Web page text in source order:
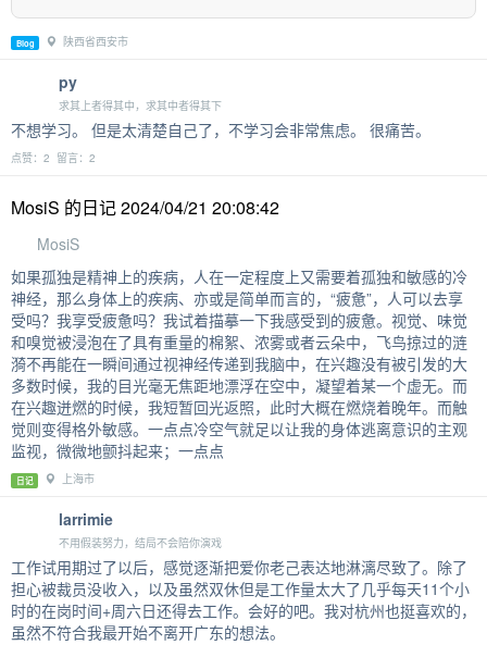
Blog 陕西省西安市
py
求其上者得其中，求其中者得其下
不想学习。 但是太清楚自己了，不学习会非常焦虑。 很痛苦。
点赞：2 留言：2
MosiS 的日记 2024/04/21 20:08:42
MosiS
如果孤独是精神上的疾病，人在一定程度上又需要着孤独和敏感的冷
神经，那么身体上的疾病、亦或是简单而言的，“疲惫”，人可以去享
受吗？我享受疲惫吗？我试着描摹一下我感受到的疲惫。视觉、味觉
和嗅觉被浸泡在了具有重量的棉絮、浓雾或者云朵中，飞鸟掠过的涟
漪不再能在一瞬间通过视神经传递到我脑中，在兴趣没有被引发的大
多数时候，我的目光毫无焦距地漂浮在空中，凝望着某一个虚无。而
在兴趣迸燃的时候，我短暂回光返照，此时大概在燃烧着晚年。而触
觉则变得格外敏感。一点点冷空气就足以让我的身体逃离意识的主观
监视，微微地颤抖起来；一点点
日记 上海市
larrimie
不用假装努力，结局不会陪你演戏
工作试用期过了以后，感觉逐渐把爱你老己表达地淋漓尽致了。除了
担心被裁员没收入，以及虽然双休但是工作量太大了几乎每天11个小
时的在岗时间+周六日还得去工作。会好的吧。我对杭州也挺喜欢的，
虽然不符合我最开始不离开广东的想法。